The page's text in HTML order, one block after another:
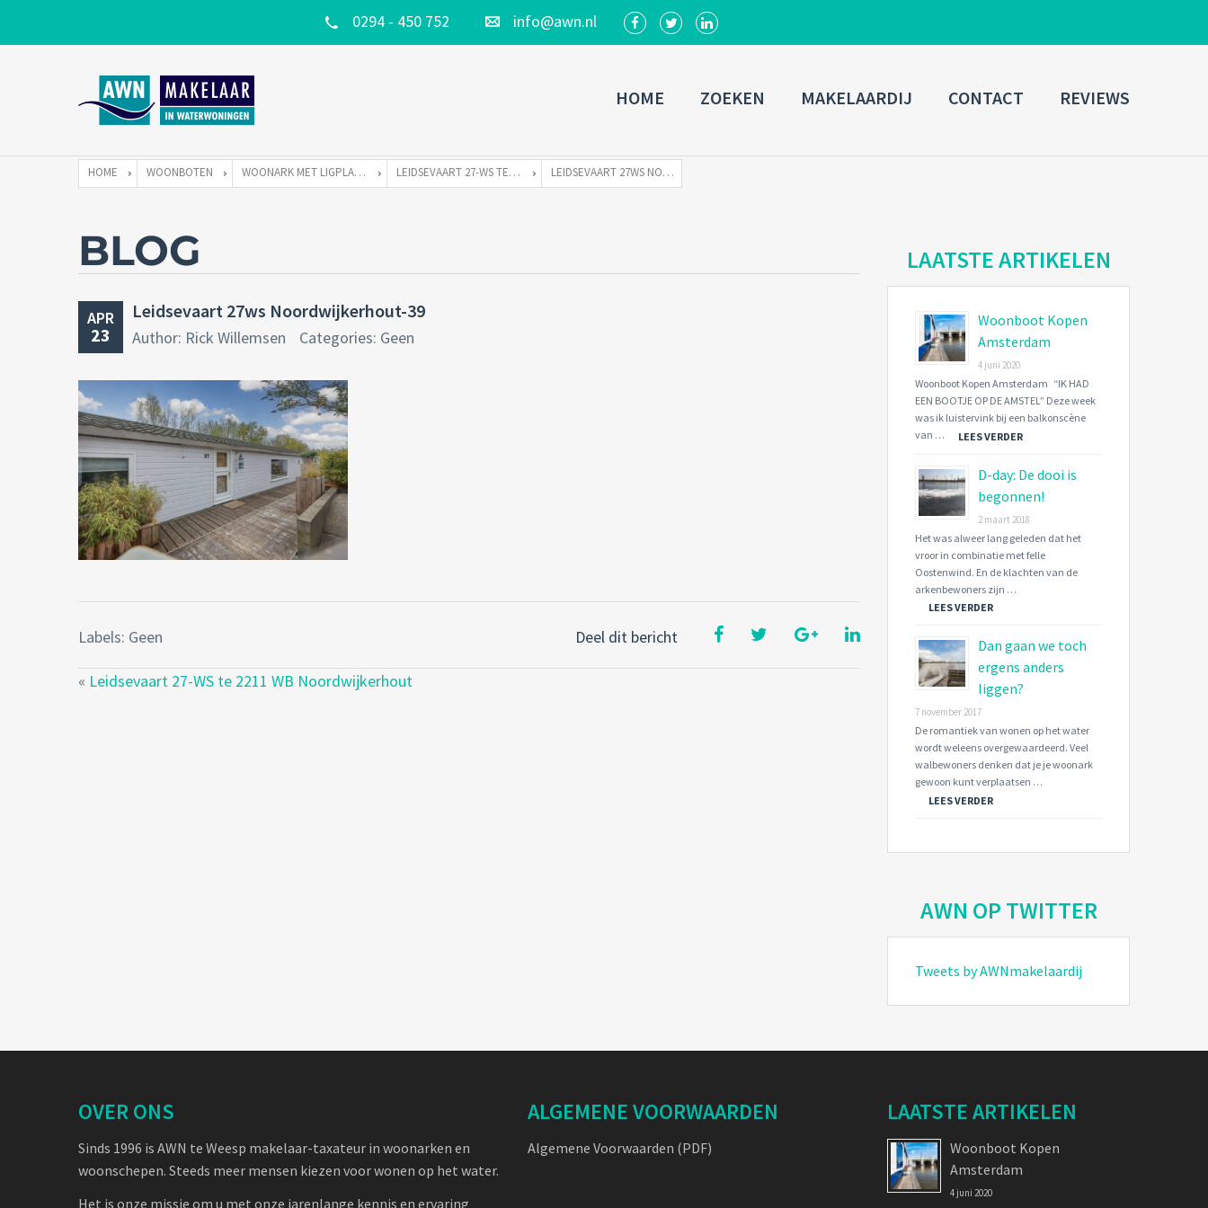
0294 - 450 752 info@awn.nl
Username
Connect with:
Forgot
password? SIGN IN
Remember me
HOME ZOEKEN MAKELAARDIJ CONTACT REVIEWS
HOME WOONBOTEN WOONARK MET LIGPLAATS LEIDSEVAART 27-WS TE 2211 WB NOORDWIJKERHOUT LEIDSEVAART 27WS NOORDWIJKERHOUT-39
BLOG
APR
23
Leidsevaart 27ws Noordwijkerhout-39
Author: Rick Willemsen Categories: Geen
Deel dit bericht
Labels: Geen
« Leidsevaart 27-WS te 2211 WB Noordwijkerhout
LAATSTE ARTIKELEN
Woonboot Kopen
Amsterdam
4 juni 2020
Woonboot Kopen Amsterdam “IK HAD
EEN BOOTJE OP DE AMSTEL” Deze week
was ik luistervink bij een balkonscène
van …
LEES VERDER
D-day: De dooi is
begonnen!
2 maart 2018
Het was alweer lang geleden dat het
vroor in combinatie met felle
Oostenwind. En de klachten van de
arkenbewoners zijn …
LEES VERDER
Dan gaan we toch
ergens anders
liggen?
7 november 2017
De romantiek van wonen op het water
wordt weleens overgewaardeerd. Veel
walbewoners denken dat je je woonark
gewoon kunt verplaatsen …
LEES VERDER
AWN OP TWITTER
Tweets by AWNmakelaardij
OVER ONS
Sinds 1996 is AWN te Weesp makelaar-taxateur in woonarken en
woonschepen. Steeds meer mensen kiezen voor wonen op het water.
Het is onze missie om u met onze jarenlange kennis en ervaring
ALGEMENE VOORWAARDEN
Algemene Voorwaarden (PDF)
LAATSTE ARTIKELEN
Woonboot Kopen
Amsterdam
4 juni 2020